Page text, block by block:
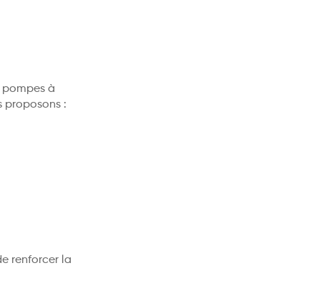
pompes à
proposons :
renforcer la